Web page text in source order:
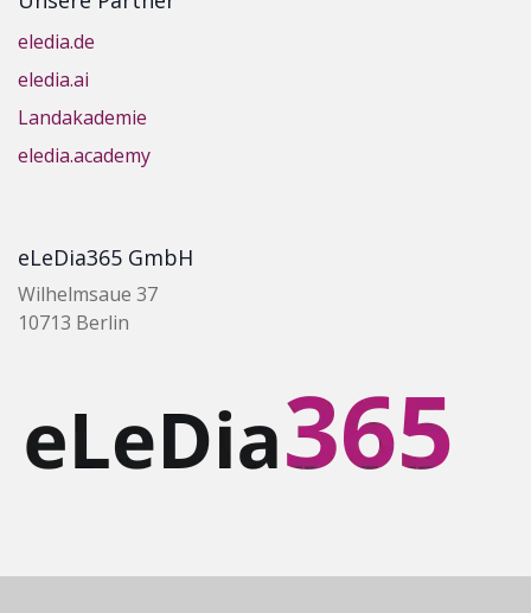
eledia.de
eledia.ai
Landakademie
eledia.academy
eLeDia365 GmbH
Wilhelmsaue 37
10713 Berlin